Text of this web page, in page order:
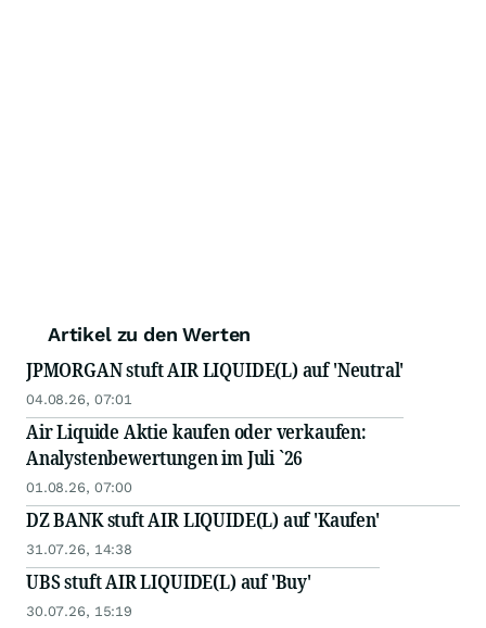
Artikel zu den Werten
JPMORGAN stuft AIR LIQUIDE(L) auf 'Neutral'
04.08.26, 07:01
Air Liquide Aktie kaufen oder verkaufen:
Analystenbewertungen im Juli `26
01.08.26, 07:00
DZ BANK stuft AIR LIQUIDE(L) auf 'Kaufen'
31.07.26, 14:38
UBS stuft AIR LIQUIDE(L) auf 'Buy'
30.07.26, 15:19